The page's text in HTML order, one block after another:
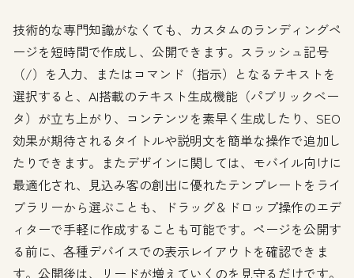
技術的な専門知識がなくても、カスタムのランディングペ
ージを短時間で作成し、公開できます。スラッシュ記号
（/）を入力、またはコマンド（指示）となるテキストを
選択すると、AI搭載のテキスト生成機能（パブリックベー
タ）が立ち上がり、コンテンツを素早く生成したり、SEO
効果が期待されるタイトルや説明文を簡単な操作で追加し
たりできます。またデザインに関しては、モバイル向けに
最適化され、見込み客の創出に優れたテンプレートをライ
ブラリーから選ぶことも、ドラッグ＆ドロップ操作のエデ
ィターで手軽に作成することも可能です。ページを公開す
る前に、各種デバイスでの表示レイアウトを確認できま
す。公開後は、リードが増えていくのを見守るだけです。